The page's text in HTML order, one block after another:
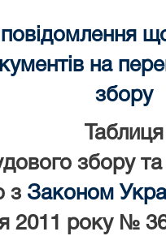
повідомлення
на
збору
Таблиця
збору
з Законом
2011 року №